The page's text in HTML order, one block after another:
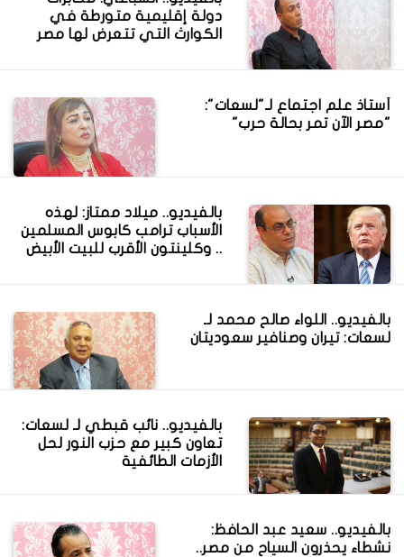
دولة إقليمية متورطة في
الكوارث التي تتعرض لها مصر
أستاذ علم اجتماع لـ"لسعات":
"مصر الآن تمر بحالة حرب"
بالفيديو.. ميلاد ممتاز: لهذه
الأسباب ترامب كابوس المسلمين
.. وكلينتون الأقرب للبيت الأبيض
بالفيديو.. اللواء صالح محمد لـ
لسعات: تيران وصنافير سعوديتان
بالفيديو.. نائب قبطي لـ لسعات:
تعاون كبير مع حزب النور لحل
الأزمات الطائفية
بالفيديو.. سعيد عبد الحافظ:
نشطاء يحذرون السياح من مصر..